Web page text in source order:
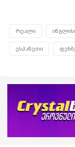
რეალი
ესპანეთი